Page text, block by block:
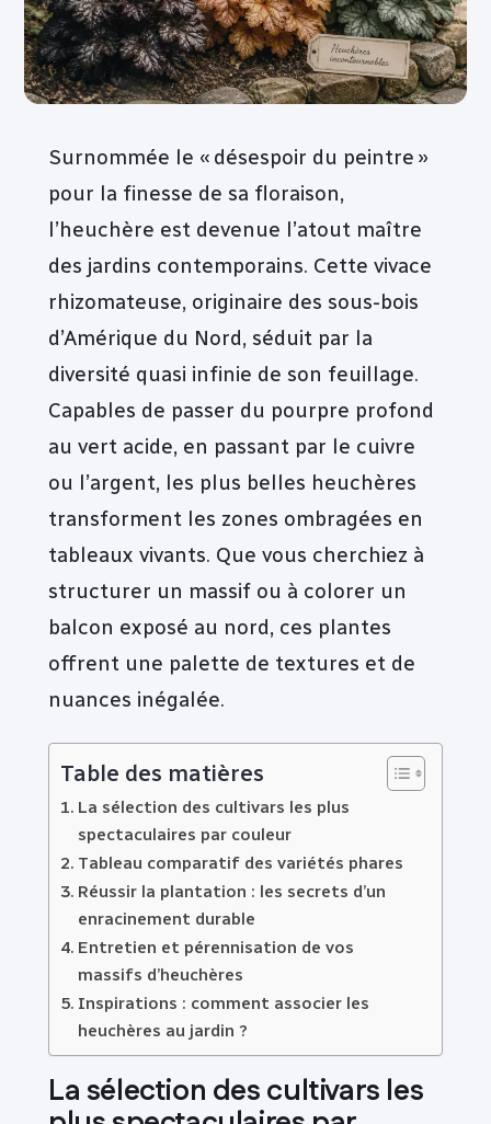
Surnommée le « désespoir du peintre »
pour la finesse de sa floraison,
l’heuchère est devenue l’atout maître
des jardins contemporains. Cette vivace
rhizomateuse, originaire des sous-bois
d’Amérique du Nord, séduit par la
diversité quasi infinie de son feuillage.
Capables de passer du pourpre profond
au vert acide, en passant par le cuivre
ou l’argent, les plus belles heuchères
transforment les zones ombragées en
tableaux vivants. Que vous cherchiez à
structurer un massif ou à colorer un
balcon exposé au nord, ces plantes
offrent une palette de textures et de
nuances inégalée.
Table des matières
La sélection des cultivars les plus
spectaculaires par couleur
Tableau comparatif des variétés phares
Réussir la plantation : les secrets d’un
enracinement durable
Entretien et pérennisation de vos
massifs d’heuchères
Inspirations : comment associer les
heuchères au jardin ?
La sélection des cultivars les